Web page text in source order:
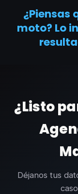
¿Piensas
moto? Lo
¿Listo
Déjanos tus